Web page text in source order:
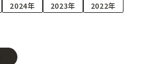
2024年 2023年
2022年